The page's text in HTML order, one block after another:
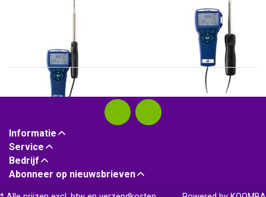
Informatie
Service
Bedrijf
Abonneer op nieuwsbrieven